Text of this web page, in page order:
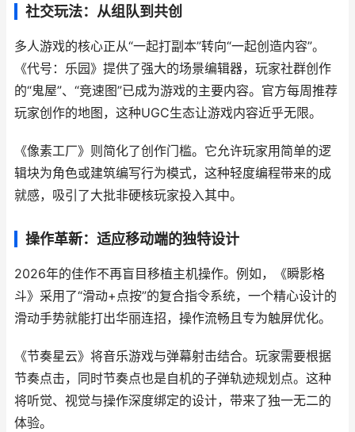
社交玩法：从组队到共创
多人游戏的核心正从“一起打副本”转向“一起创造内容”。
《代号：乐园》提供了强大的场景编辑器，玩家社群创作
的“鬼屋”、“竞速图”已成为游戏的主要内容。官方每周推荐
玩家创作的地图，这种UGC生态让游戏内容近乎无限。
《像素工厂》则简化了创作门槛。它允许玩家用简单的逻
辑块为角色或建筑编写行为模式，这种轻度编程带来的成
就感，吸引了大批非硬核玩家投入其中。
操作革新：适应移动端的独特设计
2026年的佳作不再盲目移植主机操作。例如，《瞬影格
斗》采用了“滑动+点按”的复合指令系统，一个精心设计的
滑动手势就能打出华丽连招，操作流畅且专为触屏优化。
《节奏星云》将音乐游戏与弹幕射击结合。玩家需要根据
节奏点击，同时节奏点也是自机的子弹轨迹规划点。这种
将听觉、视觉与操作深度绑定的设计，带来了独一无二的
体验。